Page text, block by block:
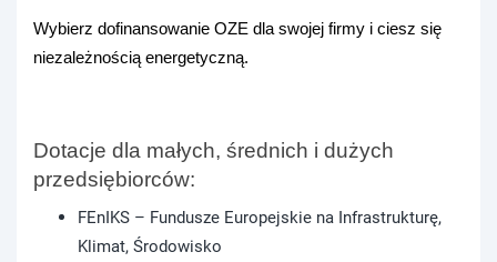
Wybierz dofinansowanie OZE dla swojej firmy i ciesz się
niezależnością energetyczną.
Dotacje dla małych, średnich i dużych
przedsiębiorców:
FEnIKS – Fundusze Europejskie na Infrastrukturę,
Klimat, Środowisko